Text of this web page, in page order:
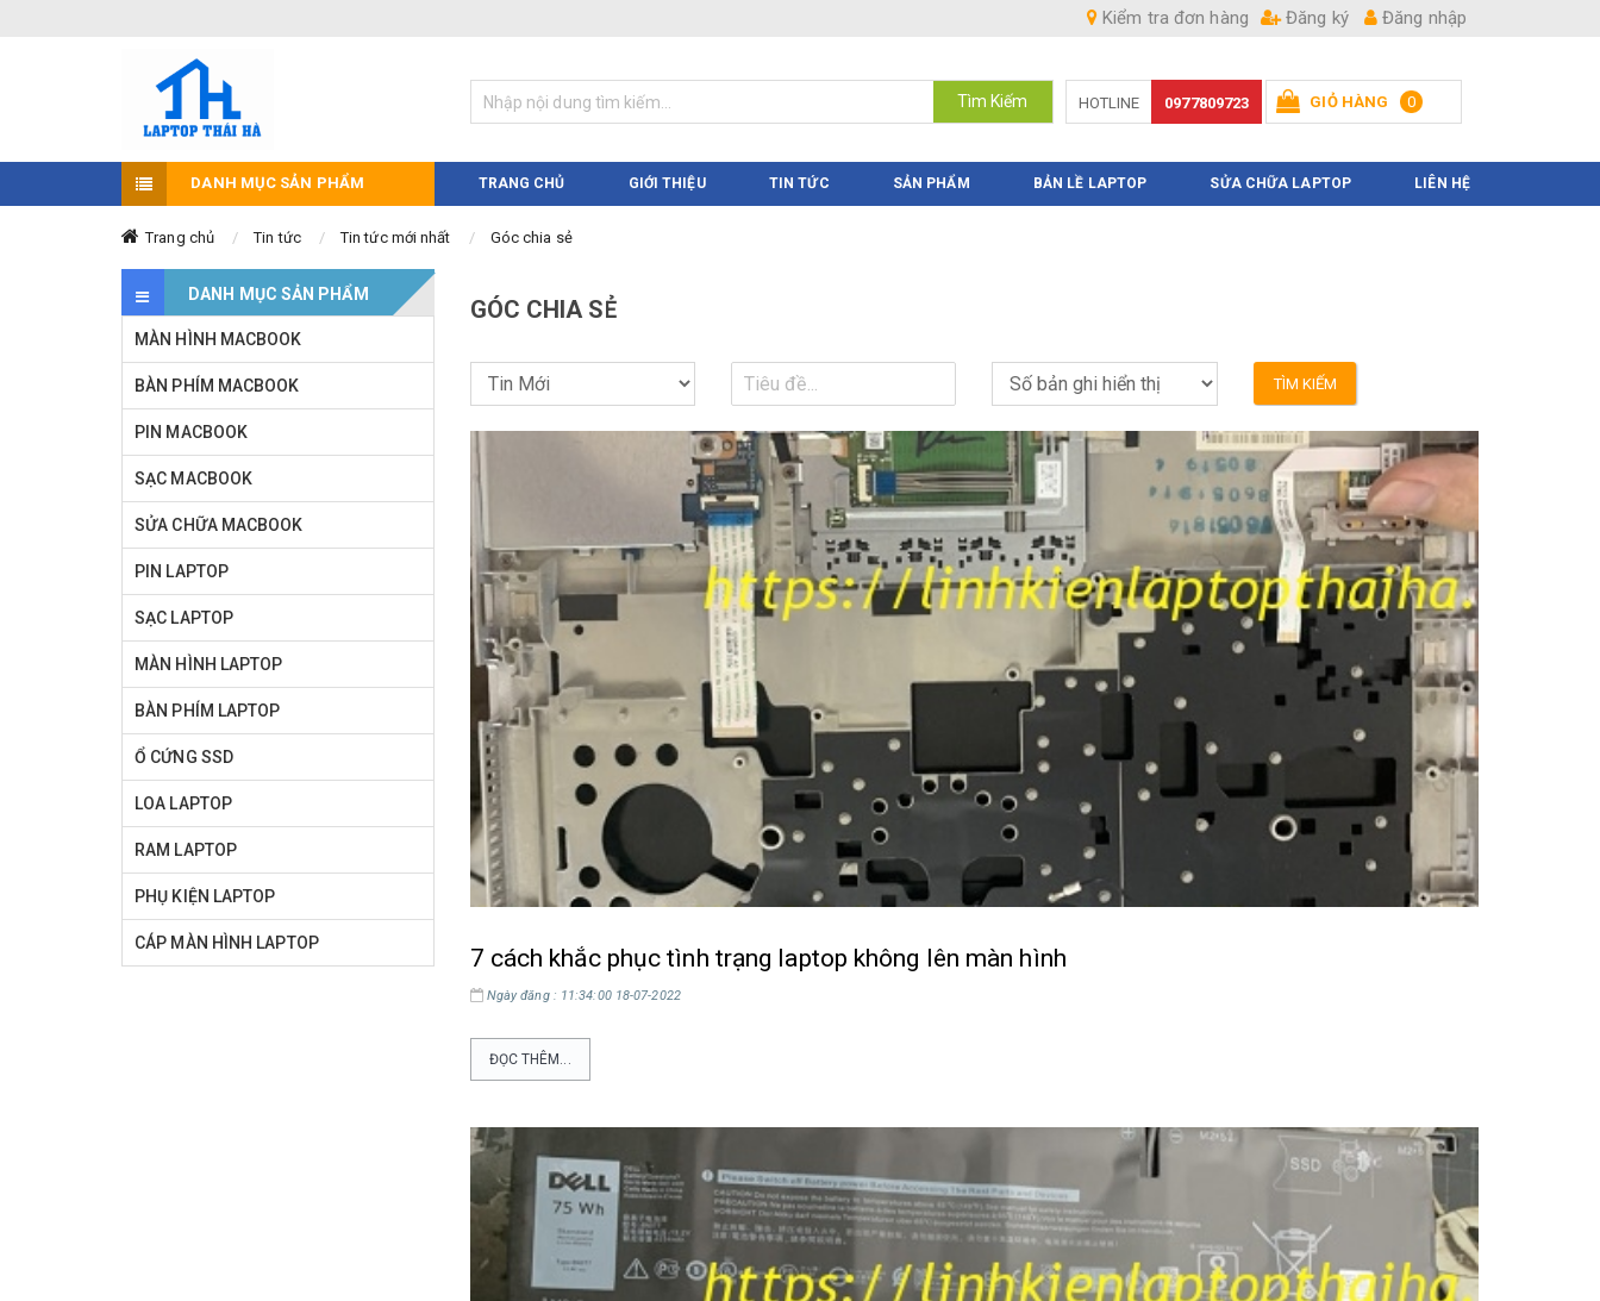
Đăng ký Đăng nhập
Kiểm tra đơn hàng
Tìm Kiếm HOTLINE 0977809723 GIỎ HÀNG 0
DANH MỤC SẢN PHẨM TRANG CHỦ GIỚI THIỆU TIN TỨC SẢN PHẨM BẢN LỀ LAPTOP SỬA CHỮA LAPTOP LIÊN HỆ
Trang chủ Tin tức Tin tức mới nhất Góc chia sẻ
GÓC CHIA SẺ
TÌM KIẾM
7 cách khắc phục tình trạng laptop không lên màn hình
Ngày đăng : 11:34:00 18-07-2022
ĐỌC THÊM...
DANH MỤC SẢN PHẨM
MÀN HÌNH MACBOOK
BÀN PHÍM MACBOOK
PIN MACBOOK
SẠC MACBOOK
SỬA CHỮA MACBOOK
PIN LAPTOP
SẠC LAPTOP
MÀN HÌNH LAPTOP
BÀN PHÍM LAPTOP
Ổ CỨNG SSD
LOA LAPTOP
RAM LAPTOP
PHỤ KIỆN LAPTOP
CÁP MÀN HÌNH LAPTOP